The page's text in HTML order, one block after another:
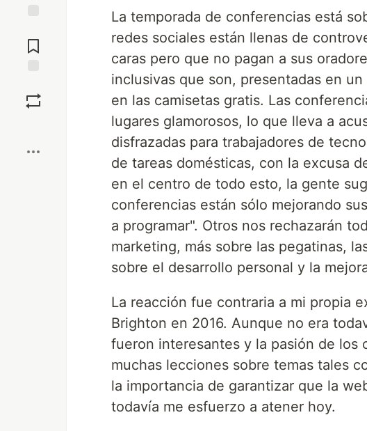
Comments
La temporada de conferencias está
redes sociales están llenas de
caras pero que no pagan a sus
inclusivas que son, presentadas en
en las camisetas gratis. Las
lugares glamorosos, lo que lleva a
disfrazadas para trabajadores de
de tareas domésticas, con la excusa
en el centro de todo esto, la gente
conferencias están sólo mejorando
a programar". Otros nos rechazarán
marketing, más sobre las pegatinas,
sobre el desarrollo personal y la
La reacción fue contraria a mi propia
Brighton en 2016. Aunque no era
fueron interesantes y la pasión de los
muchas lecciones sobre temas tales
la importancia de garantizar que la
todavía me esfuerzo a atener hoy.